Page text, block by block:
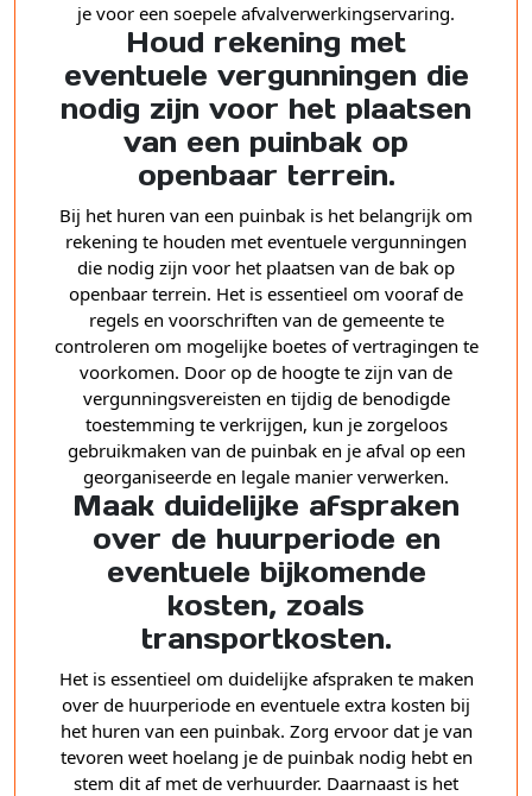
je voor een soepele afvalverwerkingservaring.
Houd rekening met
eventuele vergunningen die
nodig zijn voor het plaatsen
van een puinbak op
openbaar terrein.
Bij het huren van een puinbak is het belangrijk om
rekening te houden met eventuele vergunningen
die nodig zijn voor het plaatsen van de bak op
openbaar terrein. Het is essentieel om vooraf de
regels en voorschriften van de gemeente te
controleren om mogelijke boetes of vertragingen te
voorkomen. Door op de hoogte te zijn van de
vergunningsvereisten en tijdig de benodigde
toestemming te verkrijgen, kun je zorgeloos
gebruikmaken van de puinbak en je afval op een
georganiseerde en legale manier verwerken.
Maak duidelijke afspraken
over de huurperiode en
eventuele bijkomende
kosten, zoals
transportkosten.
Het is essentieel om duidelijke afspraken te maken
over de huurperiode en eventuele extra kosten bij
het huren van een puinbak. Zorg ervoor dat je van
tevoren weet hoelang je de puinbak nodig hebt en
stem dit af met de verhuurder. Daarnaast is het